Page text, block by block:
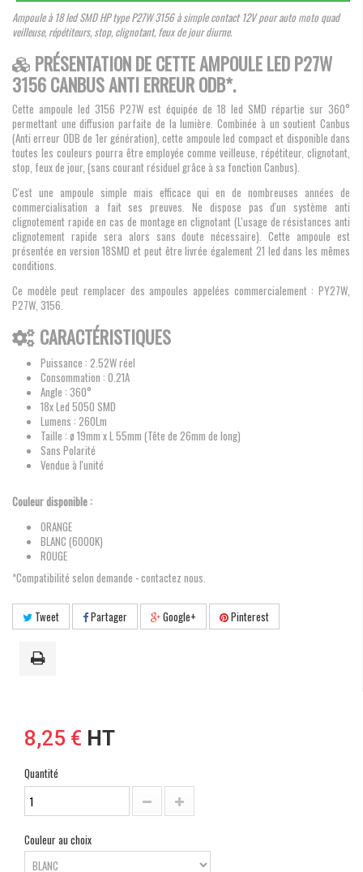
Ampoule à 18 led SMD HP type P27W 3156 à simple contact 12V pour auto moto quad
veilleuse, répétiteurs, stop, clignotant, feux de jour diurne.
PRÉSENTATION DE CETTE AMPOULE LED P27W
3156 CANBUS ANTI ERREUR ODB*.
Cette ampoule led 3156 P27W est équipée de 18 led SMD répartie sur 360°
permettant une diffusion parfaite de la lumière. Combinée à un soutient Canbus
(Anti erreur ODB de 1er génération), cette ampoule led compact et disponible dans
toutes les couleurs pourra être employée comme veilleuse, répétiteur, clignotant,
stop, feux de jour, (sans courant résiduel grâce à sa fonction Canbus).
C'est une ampoule simple mais efficace qui en de nombreuses années de
commercialisation a fait ses preuves. Ne dispose pas d'un système anti
clignotement rapide en cas de montage en clignotant (L'usage de résistances anti
clignotement rapide sera alors sans doute nécessaire). Cette ampoule est
présentée en version 18SMD et peut être livrée également 21 led dans les mêmes
conditions.
Ce modèle peut remplacer des ampoules appelées commercialement : PY27W,
P27W, 3156.
CARACTÉRISTIQUES
Puissance : 2.52W réel
Consommation : 0.21A
Angle : 360°
18x Led 5050 SMD
Lumens : 260Lm
Taille : ø 19mm x L 55mm (Tête de 26mm de long)
Sans Polarité
Vendue à l'unité
Couleur disponible :
ORANGE
BLANC (6000K)
ROUGE
*Compatibilité selon demande - contactez nous.
Tweet Partager Google+ Pinterest
8,25 € HT
Quantité
Couleur au choix